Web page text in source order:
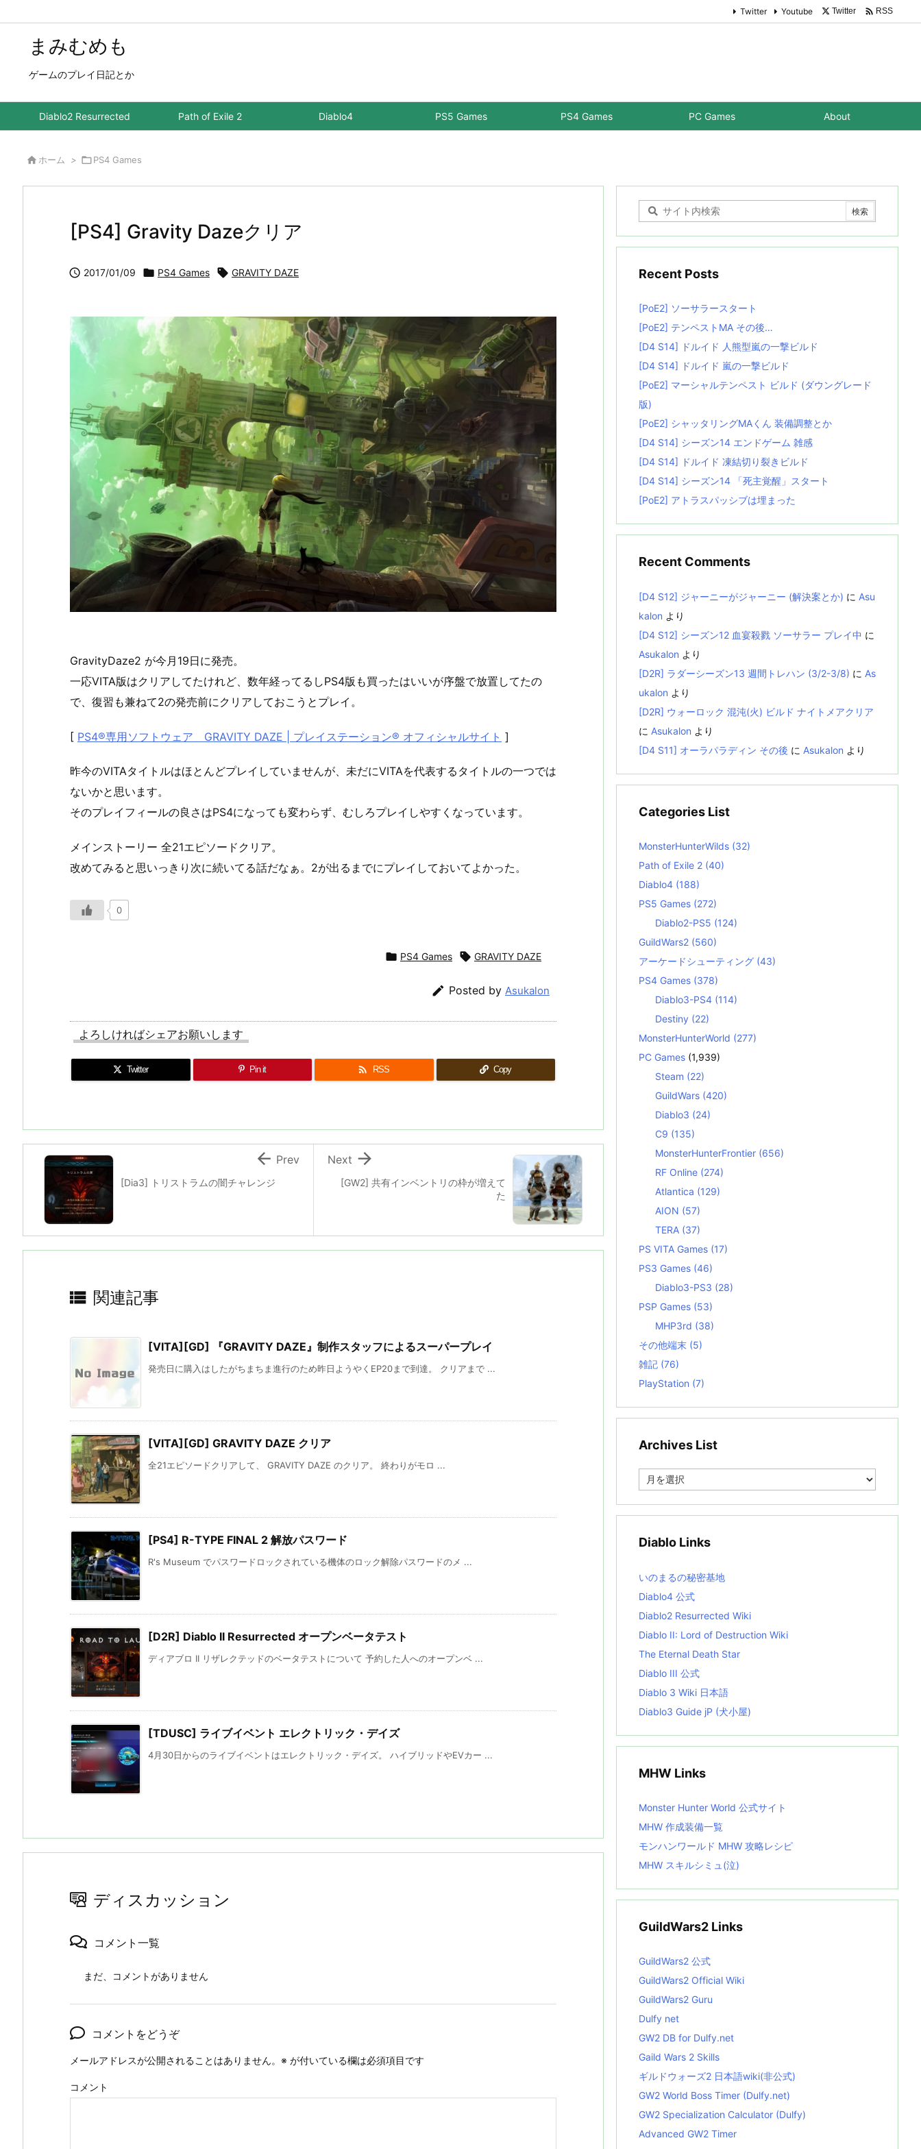
まみむめも
ゲームのプレイ日記とか
Diablo2 Resurrected Path of Exile 2 Diablo4 PS5 Games PS4 Games PC Games About
Twitter Youtube Twitter  RSS
 ホーム > PS4 Games
[PS4] Gravity Dazeクリア
 2017/01/09  PS4 Games  GRAVITY DAZE
GravityDaze2 が今月19日に発売。
一応VITA版はクリアしてたけれど、数年経ってるしPS4版も買ったはいいが序盤で放置してたの
で、復習も兼ねて2の発売前にクリアしておこうとプレイ。
[ PS4®専用ソフトウェア GRAVITY DAZE | プレイステーション® オフィシャルサイト ]
昨今のVITAタイトルはほとんどプレイしていませんが、未だにVITAを代表するタイトルの一つでは
ないかと思います。
そのプレイフィールの良さはPS4になっても変わらず、むしろプレイしやすくなっています。
メインストーリー 全21エピソードクリア。
改めてみると思いっきり次に続いてる話だなぁ。2が出るまでにプレイしておいてよかった。
0
 PS4 Games  GRAVITY DAZE
 Posted by Asukalon
よろしければシェアお願いします
Twitter Pin it  RSS Copy
[GW2] 共有インベントリの枠が増えて
た

Next
[Dia3] トリストラムの闇チャレンジ
 Prev
 関連記事
[VITA][GD] 『GRAVITY DAZE』制作スタッフによるスーパープレイ
発売日に購入はしたがちまちま進行のため昨日ようやくEP20まで到達。 クリアまで ...
[VITA][GD] GRAVITY DAZE クリア
全21エピソードクリアして、 GRAVITY DAZE のクリア。 終わりがモロ ...
[PS4] R-TYPE FINAL 2 解放パスワード
R's Museum でパスワードロックされている機体のロック解除パスワードのメ ...
[D2R] Diablo II Resurrected オープンベータテスト
ディアブロ II リザレクテッドのベータテストについて 予約した人へのオープンベ ...
[TDUSC] ライブイベント エレクトリック・デイズ
4月30日からのライブイベントはエレクトリック・デイズ。 ハイブリッドやEVカー ...
ディスカッション
コメント一覧
まだ、コメントがありません
コメントをどうぞ
メールアドレスが公開されることはありません。 ※ が付いている欄は必須項目です
コメント
Recent Posts
[PoE2] ソーサラースタート
[PoE2] テンペストMA その後…
[D4 S14] ドルイド 人熊型嵐の一撃ビルド
[D4 S14] ドルイド 嵐の一撃ビルド
[PoE2] マーシャルテンペスト ビルド (ダウングレード
版)
[PoE2] シャッタリングMAくん 装備調整とか
[D4 S14] シーズン14 エンドゲーム 雑感
[D4 S14] ドルイド 凍結切り裂きビルド
[D4 S14] シーズン14 「死主覚醒」スタート
[PoE2] アトラスパッシブは埋まった
Recent Comments
[D4 S12] ジャーニーがジャーニー (解決案とか) に Asu
kalon より
[D4 S12] シーズン12 血宴殺戮 ソーサラー プレイ中 に
Asukalon より
[D2R] ラダーシーズン13 週間トレハン (3/2-3/8) に As
ukalon より
[D2R] ウォーロック 混沌(火) ビルド ナイトメアクリア
に Asukalon より
[D4 S11] オーラパラディン その後 に Asukalon より
Categories List
MonsterHunterWilds (32)
Path of Exile 2 (40)
Diablo4 (188)
PS5 Games (272)
Diablo2-PS5 (124)
GuildWars2 (560)
アーケードシューティング (43)
PS4 Games (378)
Diablo3-PS4 (114)
Destiny (22)
MonsterHunterWorld (277)
PC Games (1,939)
Steam (22)
GuildWars (420)
Diablo3 (24)
C9 (135)
MonsterHunterFrontier (656)
RF Online (274)
Atlantica (129)
AION (57)
TERA (37)
PS VITA Games (17)
PS3 Games (46)
Diablo3-PS3 (28)
PSP Games (53)
MHP3rd (38)
その他端末 (5)
雑記 (76)
PlayStation (7)
Archives List
e
i
s
t
Diablo Links
いのまるの秘密基地
Diablo4 公式
Diablo2 Resurrected Wiki
Diablo II: Lord of Destruction Wiki
The Eternal Death Star
Diablo III 公式
Diablo 3 Wiki 日本語
Diablo3 Guide jP (犬小屋)
MHW Links
Monster Hunter World 公式サイト
MHW 作成装備一覧
モンハンワールド MHW 攻略レシピ
MHW スキルシミュ(泣)
GuildWars2 Links
GuildWars2 公式
GuildWars2 Official Wiki
GuildWars2 Guru
Dulfy net
GW2 DB for Dulfy.net
Gaild Wars 2 Skills
ギルドウォーズ2 日本語wiki(非公式)
GW2 World Boss Timer (Dulfy.net)
GW2 Specialization Calculator (Dulfy)
Advanced GW2 Timer